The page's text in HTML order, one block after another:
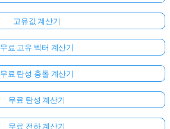
고유값 계산기
무료 고유 벡터 계산기
무료 탄성 충돌 계산기
무료 탄성 계산기
무료 전하 계산기